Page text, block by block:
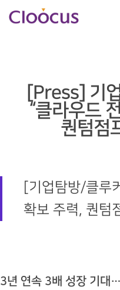
[Press] 기
“클라우드
퀀텀점
[기업탐방/클루
확보 주력, 퀀텀
3년 연속 3배 성장 기대